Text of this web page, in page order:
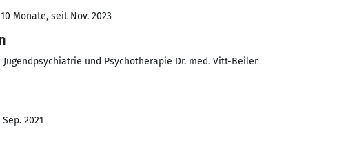
Monate, seit Nov. 2023
und Psychotherapie Dr. med. Vitt-Beiler
2021